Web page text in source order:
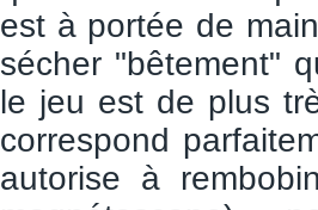
est à portée de
sécher "bêtement"
le jeu est de plus
correspond
autorise à